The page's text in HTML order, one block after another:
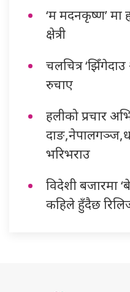
‘म मदनकृष्ण’ मा
क्षेत्री
चलचित्र
रुचाए
हलीको प्रचार
भरिभराउ
विदेशी बजारमा
कहिले हुँदैछ